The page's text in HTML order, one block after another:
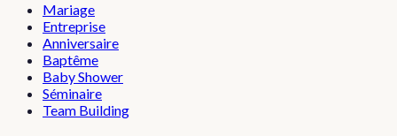
Mariage
Entreprise
Anniversaire
Baptême
Baby Shower
Séminaire
Team Building